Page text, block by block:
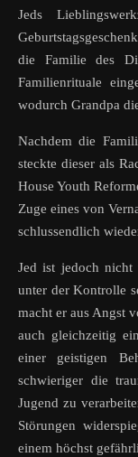
Jeds
die Familie des
Familienrituale
wodurch Grandpa
Nachdem die
steckte dieser als
House Youth
Zuge eines von
schlussendlich
Jed ist jedoch nicht
unter der Kontrolle
macht er aus Angst
auch gleichzeitig
einer geistigen
schwieriger die
Jugend zu
Störungen
einem höchst